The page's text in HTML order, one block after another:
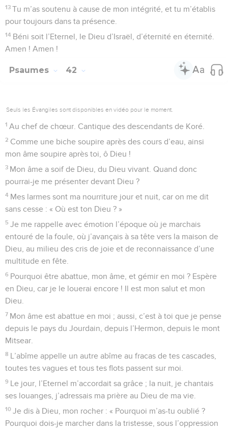
3 Il m’a retiré de la fosse de destruction, du fond de la boue,
et il a établi mes pieds sur le rocher, il a affermi mes pas.
4 Il a mis dans ma bouche un cantique nouveau, une louange
à notre Dieu. Beaucoup l’ont vu ; ils ont eu de la crainte et se
Heureux l’homme qui place sa confiance en l’Eternel et qui
Eternel, mon Dieu, tu as multiplié tes merveilles et tes
voudrais les raconter et les proclamer, mais leur nombre est
trop grand pour en faire le compte.
7 *Tu ne désires ni sacrifice ni offrande, mais tu m’as ouvert
les oreilles ; tu ne demandes ni holocauste ni sacrifice pour
le péché,
8 alors j’ai dit : « Me voici, je viens – dans le rouleau du livre il
est écrit à mon sujet –
9 pour faire ta volonté, mon Dieu. C’est ce que je désire, et
ta loi est gravée au fond de mon cœur. »
10 J’annonce la justice dans la grande assemblée, je ne
ferme pas mes lèvres, Eternel, tu le sais.
11
Je ne dissimule pas ta justice dans mon cœur, je proclame
ta vérité et ton salut ; je ne cache pas ta bonté et ta fidélité
dans la grande assemblée.
12 Toi, Eternel, tu ne me refuseras pas tes compassions ; ta
bonté et ta fidélité me garderont toujours.
13
conséquences de mes fautes, et je n’en supporte pas la vue ;
elles sont plus nombreuses que les cheveux de ma tête, et
mon courage m’abandonne.
14 Veuille me délivrer, Eternel ! Eternel, viens vite à mon
secours !
15 Que tous ensemble ils soient honteux et rougissent, ceux